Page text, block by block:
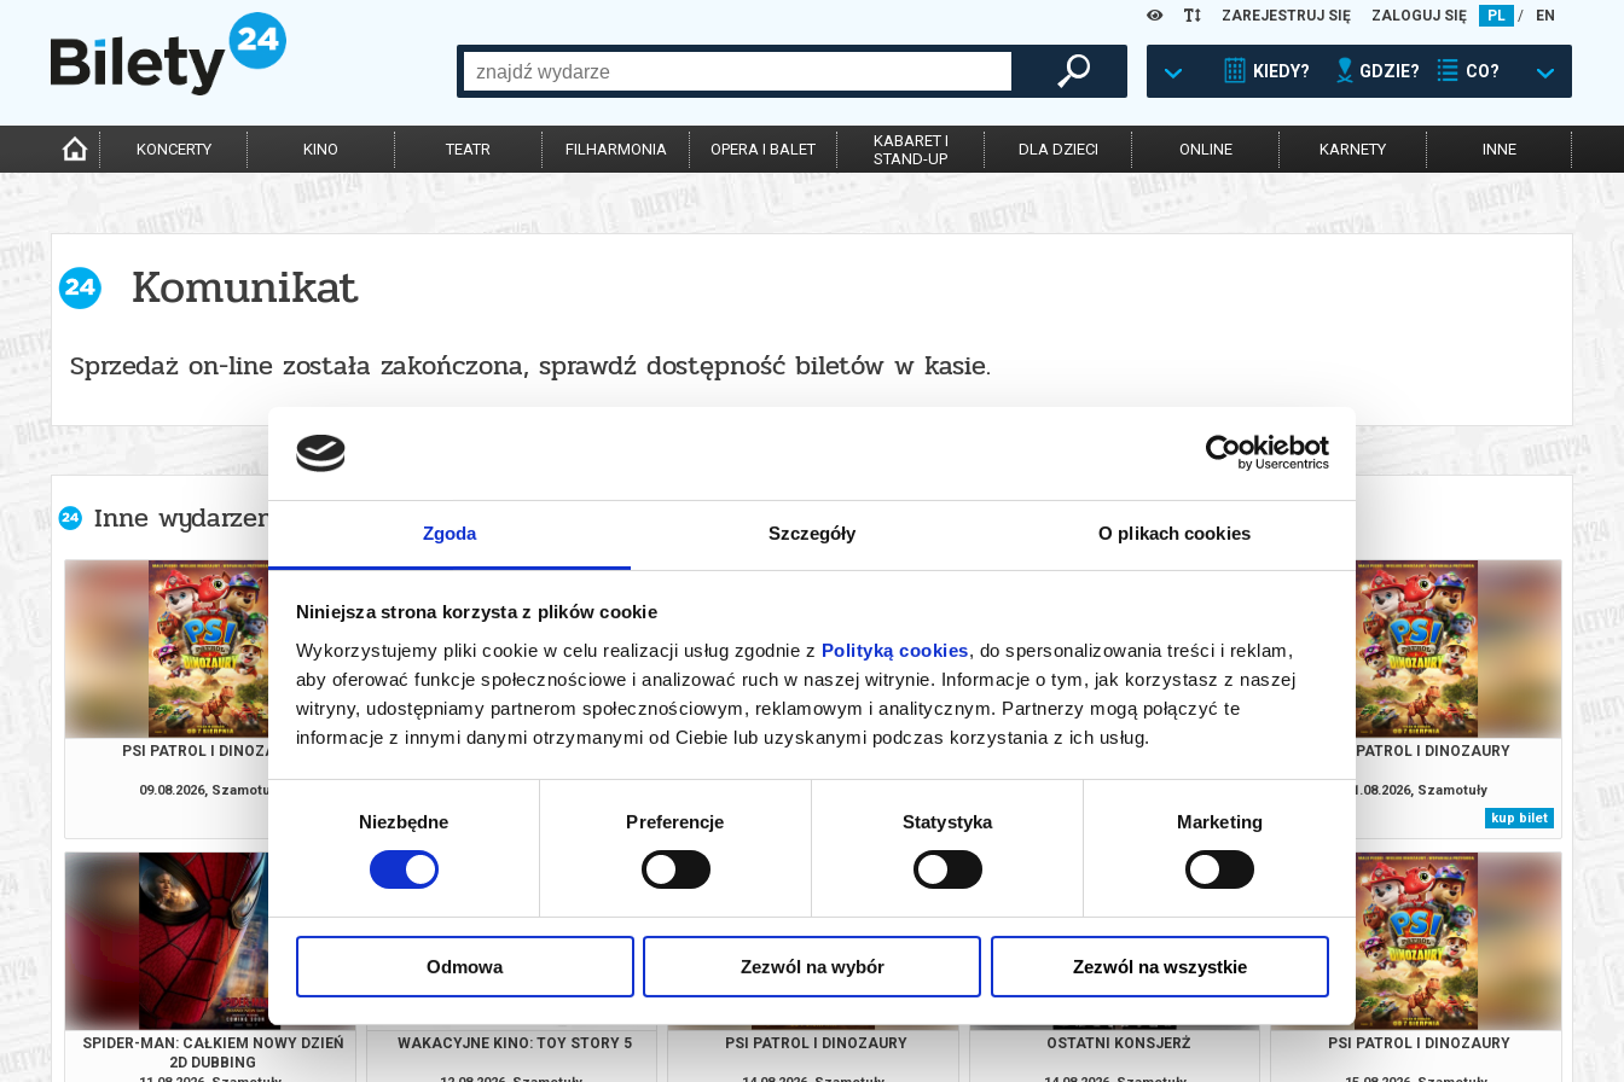
Zgoda Szczegóły O plikach cookies
Niniejsza strona korzysta z plików cookie
Wykorzystujemy pliki cookie w celu realizacji usług zgodnie z Polityką cookies, do spersonalizowania treści i reklam,
aby oferować funkcje społecznościowe i analizować ruch w naszej witrynie. Informacje o tym, jak korzystasz z naszej
witryny, udostępniamy partnerom społecznościowym, reklamowym i analitycznym. Partnerzy mogą połączyć te
informacje z innymi danymi otrzymanymi od Ciebie lub uzyskanymi podczas korzystania z ich usług.
Wybór
Niezbędne Preferencje Statystyka Marketing
Odmowa Zezwól na wybór Zezwól na wszystkie
ZAREJESTRUJ SIĘ ZALOGUJ SIĘ PL / EN
KIEDY? GDZIE? CO?
KONCERTY KINO TEATR FILHARMONIA OPERA I BALET
KABARET I
STAND-UP
DLA DZIECI ONLINE KARNETY INNE
Komunikat
Sprzedaż on-line została zakończona, sprawdź dostępność biletów w kasie.
Inne wydarzenia organizatora
PSI PATROL I DINOZAURY
09.08.2026, Szamotuły
SPIDER-MAN: CAŁKIEM NOWY DZIEŃ
kup bilet
PSI PATROL I DINOZAURY
kup bilet
SPIDER-MAN: CAŁKIEM NOWY DZIEŃ
kup bilet
PSI PATROL I DINOZAURY
11.08.2026, Szamotuły
kup bilet
SPIDER-MAN: CAŁKIEM NOWY DZIEŃ
2D DUBBING
WAKACYJNE KINO: TOY STORY 5 PSI PATROL I DINOZAURY OSTATNI KONSJERŻ PSI PATROL I DINOZAURY